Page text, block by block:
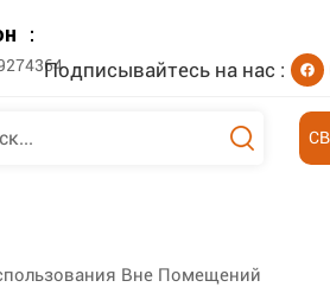
：
Подписывайтесь на нас :
Вне Помещений